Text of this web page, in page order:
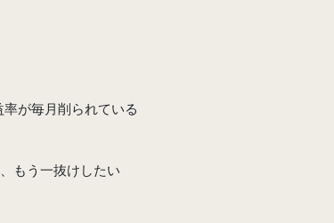
が毎月削られている
もう一抜けしたい